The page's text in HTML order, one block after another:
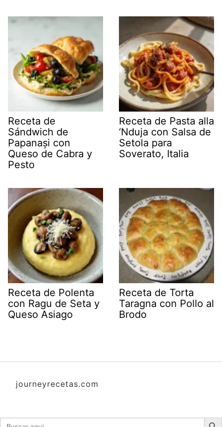
Receta de
Sándwich de
Papanași con
Queso de Cabra y
Pesto
Receta de Pasta alla
‘Nduja con Salsa de
Setola para
Soverato, Italia
Receta de Polenta
con Ragu de Seta y
Queso Asiago
Receta de Torta
Taragna con Pollo al
Brodo
journeyrecetas.com
Buscar: Botón